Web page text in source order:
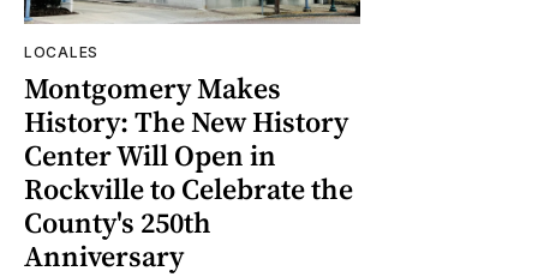
LOCALES
Montgomery Makes
History: The New History
Center Will Open in
Rockville to Celebrate the
County's 250th
Anniversary